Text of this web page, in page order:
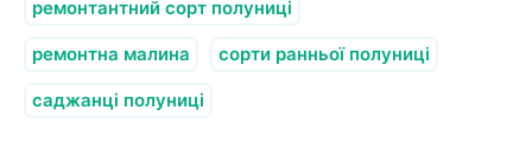
ремонтантний сорт полуниці
ремонтна малина сорти ранньої полуниці
саджанці полуниці